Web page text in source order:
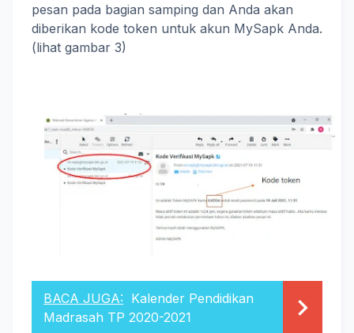
pesan pada bagian samping dan Anda akan
diberikan kode token untuk akun MySapk Anda.
(lihat gambar 3)
BACA JUGA: Kalender Pendidikan
Madrasah TP 2020-2021